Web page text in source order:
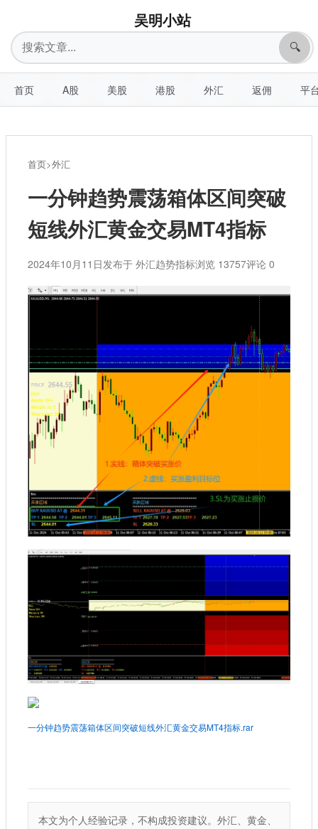
吴明小站
搜
索
🔍
首页 A股 美股 港股 外汇 返佣 平
首页>外汇
一分钟趋势震荡箱体区间突破
短线外汇黄金交易MT4指标
2024年10月11日发布于 外汇趋势指标浏览 13757评论 0
一分钟趋势震荡箱体区间突破短线外汇黄金交易MT4指标.rar
本文为个人经验记录，不构成投资建议。外汇、黄金、